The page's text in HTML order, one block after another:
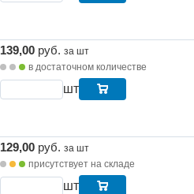
139,00 руб. за шт
в достаточном количестве
шт
129,00 руб. за шт
присутствует на складе
шт